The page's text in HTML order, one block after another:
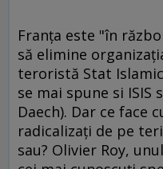
Franţa este "în
să elimine
teroristă Stat
se mai spune si ISIS
Daech). Dar ce face
radicalizaţi de pe
sau? Olivier Roy,